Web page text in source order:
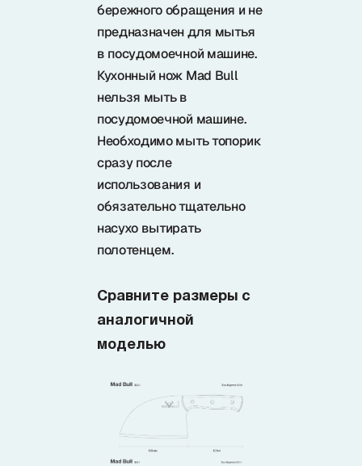
бережного обращения и не
предназначен для мытья
в посудомоечной машине.
Кухонный нож Mad Bull
нельзя мыть в
посудомоечной машине.
Необходимо мыть топорик
сразу после
использования и
обязательно тщательно
насухо вытирать
полотенцем.
Сравните размеры с
аналогичной
моделью